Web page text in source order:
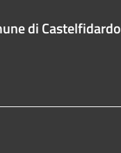
di Castelfidardo